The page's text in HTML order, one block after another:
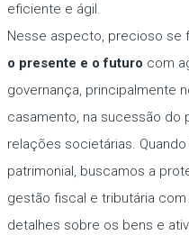
eficiente e ágil.
Nesse aspecto, precioso se
o presente e o futuro com
governança, principalmente
casamento, na sucessão do
relações societárias.
patrimonial, buscamos a
gestão fiscal e tributária
detalhes sobre os bens e